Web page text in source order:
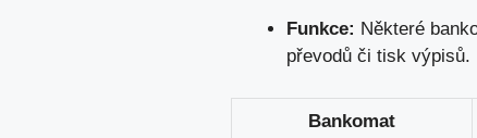
Funkce: Některé
převodů či⁣ tisk výpisů.
Bankomat